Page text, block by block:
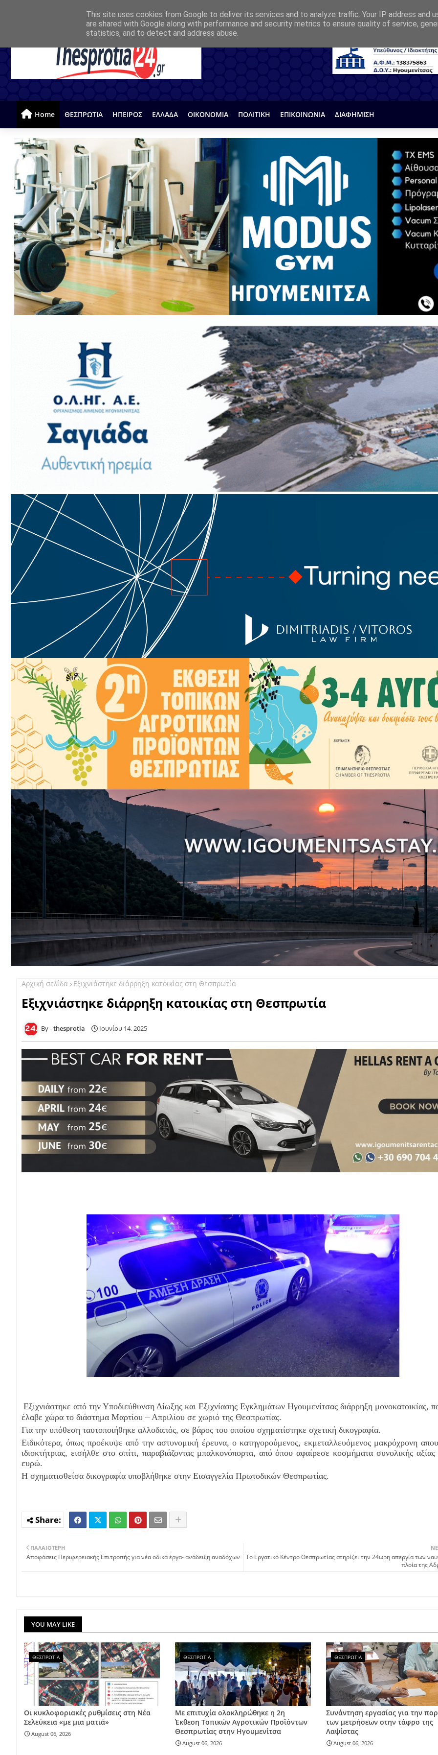
Home ΘΕΣΠΡΩΤΙΑ ΗΠΕΙΡΟΣ ΕΛΛΑΔΑ ΟΙΚΟΝΟΜΙΑ ΠΟΛΙΤΙΚΗ ΕΠΙΚΟΙΝΩΝΙΑ ΔΙΑΦΗΜΙΣΗ
Αρχική σελίδα Εξιχνιάστηκε διάρρηξη κατοικίας στη Θεσπρωτία
Εξιχνιάστηκε διάρρηξη κατοικίας στη Θεσπρωτία
thesprotia Ιουνίου 14, 2025
Εξιχνιάστηκε από την Υποδιεύθυνση Δίωξης και Εξιχνίασης Εγκλημάτων Ηγουμενίτσας διάρρηξη μονοκατοικίας,
έλαβε χώρα το διάστημα Μαρτίου – Απριλίου σε χωριό της Θεσπρωτίας.
Για την υπόθεση ταυτοποιήθηκε αλλοδαπός, σε βάρος του οποίου σχηματίστηκε σχετική δικογραφία.
Ειδικότερα, όπως προέκυψε από την αστυνομική έρευνα, ο κατηγορούμενος, εκμεταλλευόμενος μακρόχρονη
ιδιοκτήτριας, εισήλθε στο σπίτι, παραβιάζοντας μπαλκονόπορτα, από όπου αφαίρεσε κοσμήματα συνολικής
ευρώ.
Η σχηματισθείσα δικογραφία υποβλήθηκε στην Εισαγγελία Πρωτοδικών Θεσπρωτίας.
Το Εργατικό Κέντρο Θεσπρωτίας στηρίζει την 24ωρη απεργία των
πλοία της
ΠΑΛΑΙΌΤΕΡΗ
Αποφάσεις Περιφερειακής Επιτροπής για νέα οδικά έργα- ανάδειξη αναδόχων
YOU MAY LIKE
ΘΕΣΠΡΩΤΙΑ
Οι κυκλοφοριακές ρυθμίσεις στη Νέα
Σελεύκεια «με μια ματιά»
August 06, 2026
ΘΕΣΠΡΩΤΙΑ
Με επιτυχία ολοκληρώθηκε η 2η
Έκθεση Τοπικών Αγροτικών Προϊόντων
Θεσπρωτίας στην Ηγουμενίτσα
August 06, 2026
ΘΕΣΠΡΩΤΙΑ
Συνάντηση εργασίας για την
των μετρήσεων στην τάφρο της
Λαψίστας
August 06, 2026
This site uses cookies from Google to deliver its services and to analyze traffic. Your IP address and
are shared with Google along with performance and security metrics to ensure quality of service,
statistics, and to detect and address abuse.